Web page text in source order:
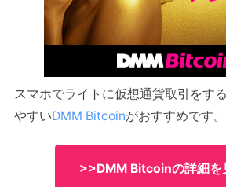
スマホでライトに仮想通貨取引をす
やすいDMM Bitcoinがおすすめです。
>>DMM Bitcoinの詳細を